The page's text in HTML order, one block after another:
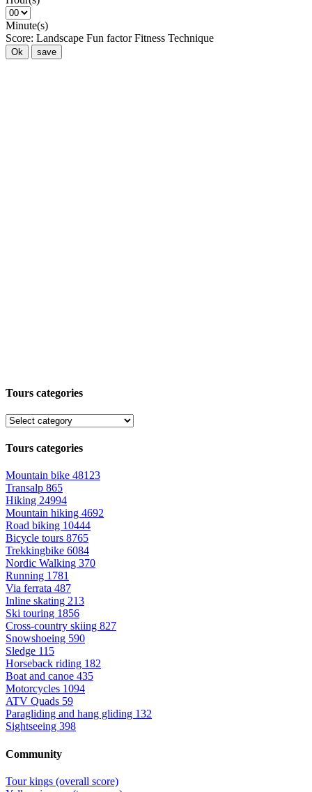
Minute(s)
Score: Landscape Fun factor Fitness Technique
Ok save
Tours categories
Tours categories
Mountain bike 48123
Transalp 865
Hiking 24994
Mountain hiking 4692
Road biking 10444
Bicycle tours 8765
Trekkingbike 6084
Nordic Walking 370
Running 1781
Via ferrata 487
Inline skating 213
Ski touring 1856
Cross-country skiing 827
Snowshoeing 590
Sledge 115
Horseback riding 182
Boat and canoe 435
Motorcycles 1094
ATV Quads 59
Paragliding and hang gliding 132
Sightseeing 398
Community
Tour kings (overall score)